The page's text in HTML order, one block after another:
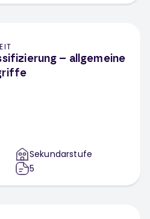
– allgemeine
Sekundarstufe
5